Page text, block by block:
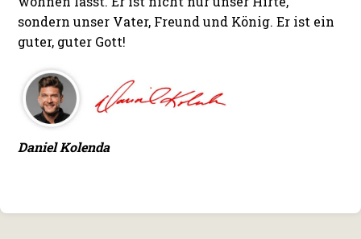
sondern unser Vater, Freund und König. Er ist ein
guter, guter Gott!
Daniel Kolenda